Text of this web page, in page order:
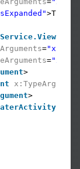
>True</
=
=
>
>